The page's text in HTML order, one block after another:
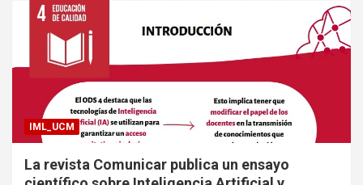
IML_UCM
La revista Comunicar publica un ensayo